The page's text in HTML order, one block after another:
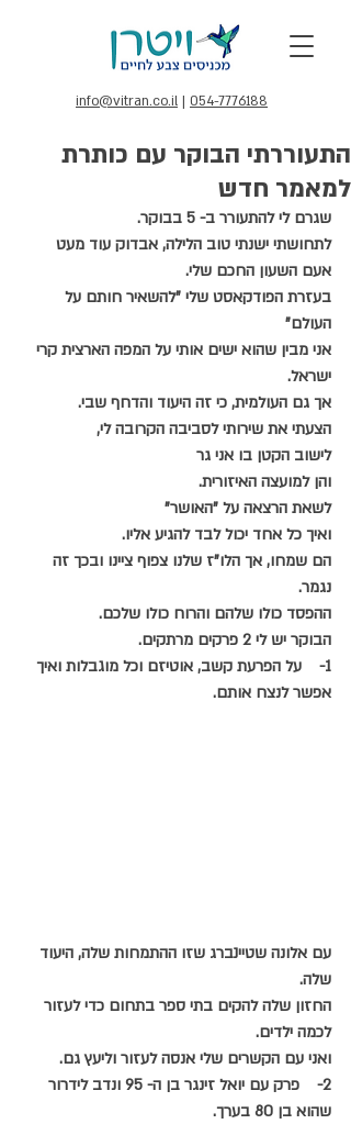
info@vitran.co.il | 054-7776188
התעוררתי הבוקר עם כותרת
למאמר חדש
שגרם לי להתעורר ב- 5 בבוקר.
לתחושתי ישנתי טוב הלילה, אבדוק עוד מעט
אעם השעון החכם שלי.
בעזרת הפודקאסט שלי "להשאיר חותם על
העולם"
אני מבין שהוא ישים אותי על המפה הארצית קרי
ישראל.
אך גם העולמית, כי זה היעוד והדחף שבי.
הצעתי את שירותי לסביבה הקרובה לי,
לישוב הקטן בו אני גר
והן למועצה האיזורית.
לשאת הרצאה על "האושר"
ואיך כל אחד יכול לבד להגיע אליו.
הם שמחו, אך הלו"ז שלנו צפוף ציינו ובכך זה
נגמר.
ההפסד כולו שלהם והרוח כולו שלכם.
הבוקר יש לי 2 פרקים מרתקים.
1-    על הפרעת קשב, אוטיזם וכל מוגבלות ואיך
אפשר לנצח אותם.
עם אלונה שטיינברג שזו ההתמחות שלה, היעוד
שלה.
החזון שלה להקים בתי ספר בתחום כדי לעזור
לכמה ילדים.
ואני עם הקשרים שלי אנסה לעזור וליעץ גם.
2-    פרק עם יואל זינגר בן ה- 95 ונדב לידרור
שהוא בן 80 בערך.